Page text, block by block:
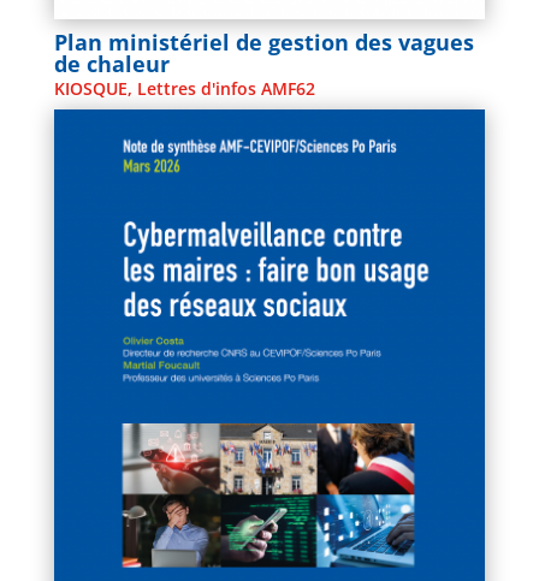
Plan ministériel de gestion des vagues
de chaleur
KIOSQUE, Lettres d'infos AMF62